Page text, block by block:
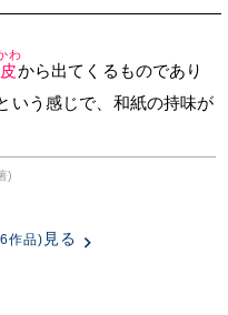
わ
から出てくるものであり
いう感じで、和紙の持味が
)
作品) 見る